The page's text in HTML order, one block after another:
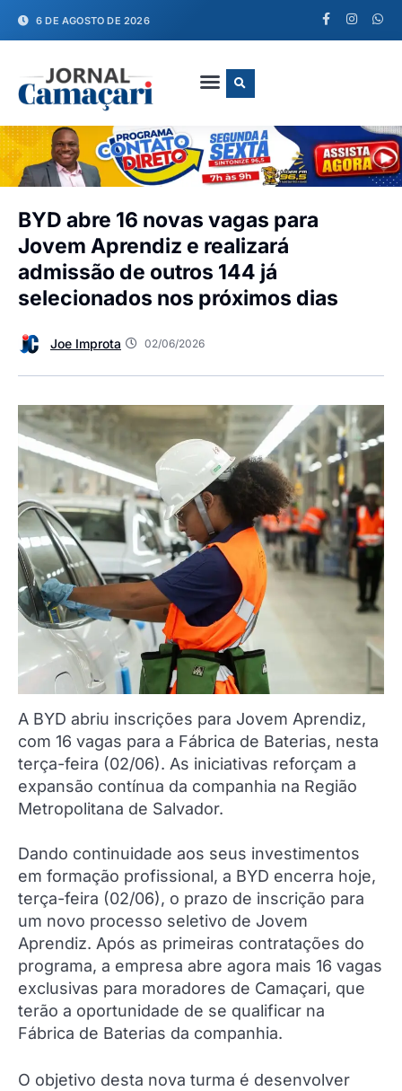
6 DE AGOSTO DE 2026
BYD abre 16 novas vagas para
Jovem Aprendiz e realizará
admissão de outros 144 já
selecionados nos próximos dias
Joe Improta 02/06/2026
A BYD abriu inscrições para Jovem Aprendiz,
com 16 vagas para a Fábrica de Baterias, nesta
terça-feira (02/06). As iniciativas reforçam a
expansão contínua da companhia na Região
Metropolitana de Salvador.
Dando continuidade aos seus investimentos
em formação profissional, a BYD encerra hoje,
terça-feira (02/06), o prazo de inscrição para
um novo processo seletivo de Jovem
Aprendiz. Após as primeiras contratações do
programa, a empresa abre agora mais 16 vagas
exclusivas para moradores de Camaçari, que
terão a oportunidade de se qualificar na
Fábrica de Baterias da companhia.
O objetivo desta nova turma é desenvolver